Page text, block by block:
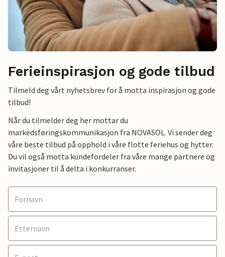
Ferieinspirasjon og gode tilbud
Tilmeld deg vårt nyhetsbrev for å motta inspirasjon og gode
tilbud!
Når du tilmelder deg her mottar du
markedsføringskommunikasjon fra NOVASOL. Vi sender deg
våre beste tilbud på opphold i våre flotte feriehus og hytter.
Du vil også motta kundefordeler fra våre mange partnere og
invitasjoner til å delta i konkurranser.